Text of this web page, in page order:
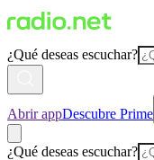
¿Qué deseas escuchar?
Abrir appDescubre Prime
¿Qué deseas escuchar?